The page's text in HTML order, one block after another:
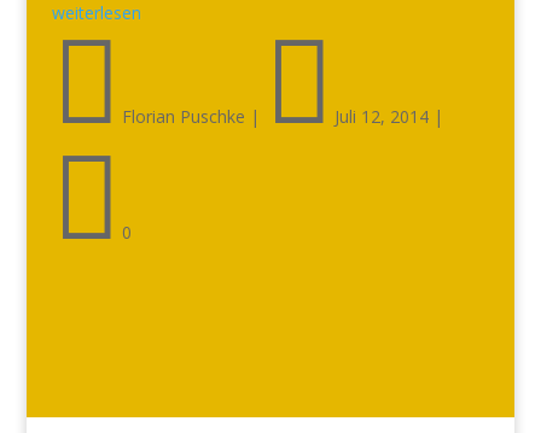
weiterlesen
 Florian Puschke |  Juli 12, 2014|
 0